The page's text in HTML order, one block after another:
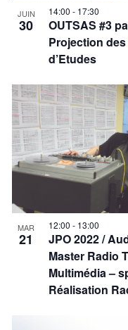
JUIN
30
14:00- 17:30
OUTSAS #3
Projection
d’Etudes
MAR
21
12:00- 13:00
JPO 2022 /
Master Radio
Multimédia –
Réalisation